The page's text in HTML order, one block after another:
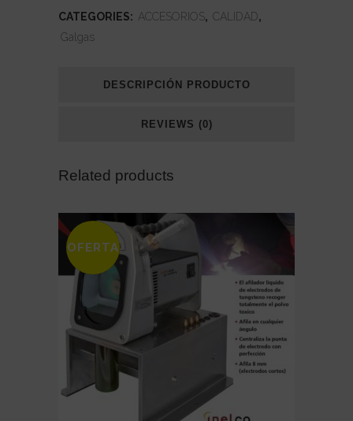
LINTERNA
CATEGORIES: ACCESORIOS, CALIDAD,
Galgas
DESCRIPCIÓN PRODUCTO
REVIEWS (0)
Related products
SALE
OFERTA